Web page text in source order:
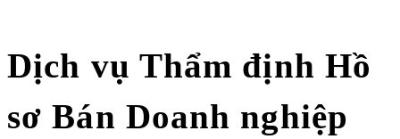
Dịch vụ Thẩm định Hồ
sơ Bán Doanh nghiệp